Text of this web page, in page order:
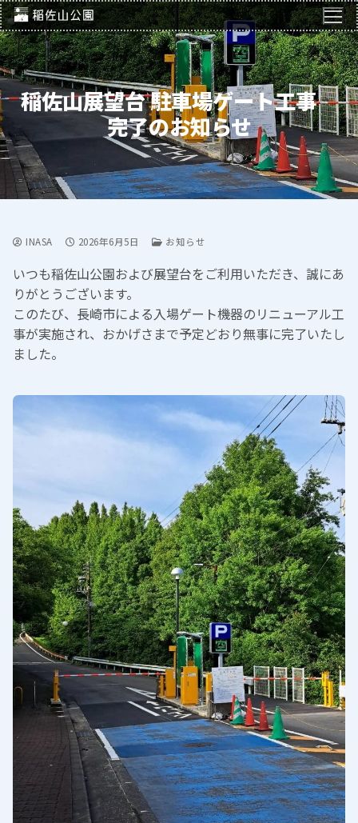
コ
ン
テ
ン
ツ
へ
ス
キ
ッ
稲佐山展望台 駐車場ゲート工事
完了のお知らせ
INASA 2026年6月5日 お知らせ
いつも稲佐山公園および展望台をご利用いただき、誠にあ
りがとうございます。
このたび、長崎市による入場ゲート機器のリニューアル工
事が実施され、おかげさまで予定どおり無事に完了いたし
ました。